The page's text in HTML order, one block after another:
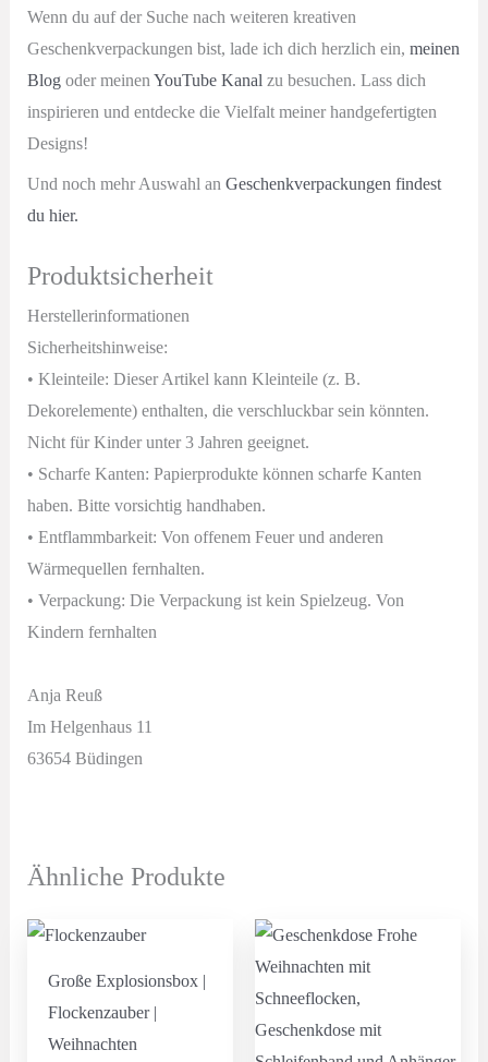
Wenn du auf der Suche nach weiteren kreativen
Geschenkverpackungen bist, lade ich dich herzlich ein, meinen
Blogoder meinen YouTube Kanal zu besuchen. Lass dich
inspirieren und entdecke die Vielfalt meiner handgefertigten
Designs!
Und noch mehr Auswahl an Geschenkverpackungen findest
du hier.
Produktsicherheit
Herstellerinformationen
Sicherheitshinweise:
• Kleinteile: Dieser Artikel kann Kleinteile (z. B.
Dekorelemente) enthalten, die verschluckbar sein könnten.
Nicht für Kinder unter 3 Jahren geeignet.
• Scharfe Kanten: Papierprodukte können scharfe Kanten
haben. Bitte vorsichtig handhaben.
• Entflammbarkeit: Von offenem Feuer und anderen
Wärmequellen fernhalten.
• Verpackung: Die Verpackung ist kein Spielzeug. Von
Kindern fernhalten
Anja Reuß
Im Helgenhaus 11
63654 Büdingen
Ähnliche Produkte
Große Explosionsbox |
Flockenzauber |
Weihnachten